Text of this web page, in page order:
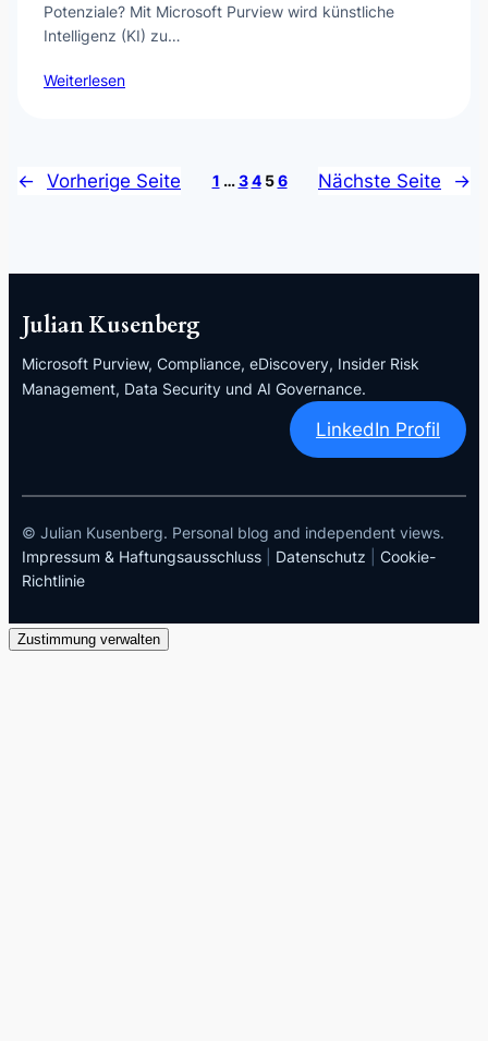
Potenziale? Mit Microsoft Purview wird künstliche
Intelligenz (KI) zu…
Weiterlesen
← Vorherige Seite 1 … 3 4 5 6 Nächste Seite →
Julian Kusenberg
Microsoft Purview, Compliance, eDiscovery, Insider Risk
Management, Data Security und AI Governance.
LinkedIn Profil
© Julian Kusenberg. Personal blog and independent views.
Impressum & Haftungsausschluss
Datenschutz
Cookie-
Richtlinie
Zustimmung verwalten